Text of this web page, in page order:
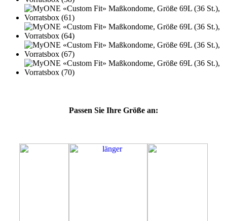
Passen Sie Ihre Größe an: